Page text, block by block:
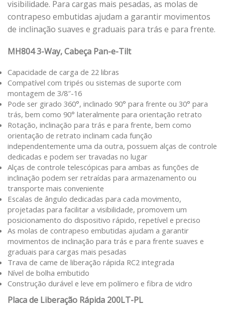
visibilidade. Para cargas mais pesadas, as molas de
contrapeso embutidas ajudam a garantir movimentos
de inclinação suaves e graduais para trás e para frente.
MH804 3-Way, Cabeça Pan-e-Tilt
Capacidade de carga de 22 libras
Compatível com tripés ou sistemas de suporte com
montagem de 3/8″-16
Pode ser girado 360°, inclinado 90° para frente ou 30° para
trás, bem como 90° lateralmente para orientação retrato
Rotação, inclinação para trás e para frente, bem como
orientação de retrato inclinam cada função
independentemente uma da outra, possuem alças de controle
dedicadas e podem ser travadas no lugar
Alças de controle telescópicas para ambas as funções de
inclinação podem ser retraídas para armazenamento ou
transporte mais conveniente
Escalas de ângulo dedicadas para cada movimento,
projetadas para facilitar a visibilidade, promovem um
posicionamento do dispositivo rápido, repetível e preciso
As molas de contrapeso embutidas ajudam a garantir
movimentos de inclinação para trás e para frente suaves e
graduais para cargas mais pesadas
Trava de came de liberação rápida RC2 integrada
Nível de bolha embutido
Construção durável e leve em polímero e fibra de vidro
Placa de Liberação Rápida 200LT-PL